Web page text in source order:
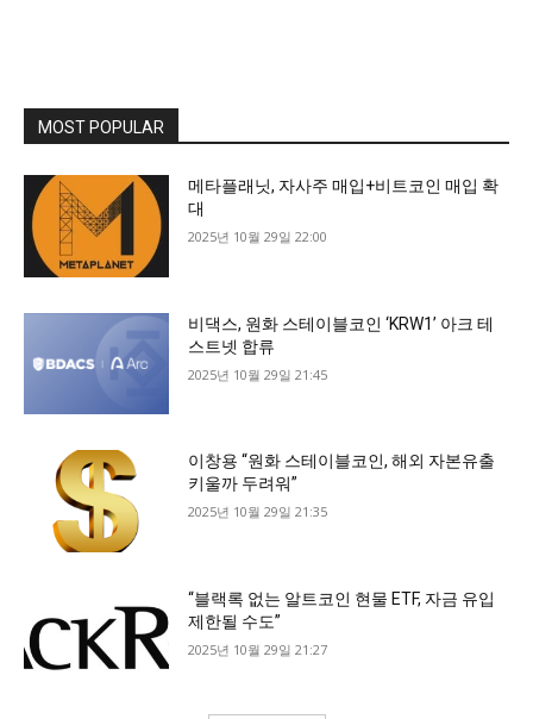
MOST POPULAR
메타플래닛, 자사주 매입+비트코인 매입 확
대
2025년 10월 29일 22:00
비댁스, 원화 스테이블코인 ‘KRW1’ 아크 테
스트넷 합류
2025년 10월 29일 21:45
이창용 “원화 스테이블코인, 해외 자본유출
키울까 두려워”
2025년 10월 29일 21:35
“블랙록 없는 알트코인 현물 ETF, 자금 유입
제한될 수도”
2025년 10월 29일 21:27